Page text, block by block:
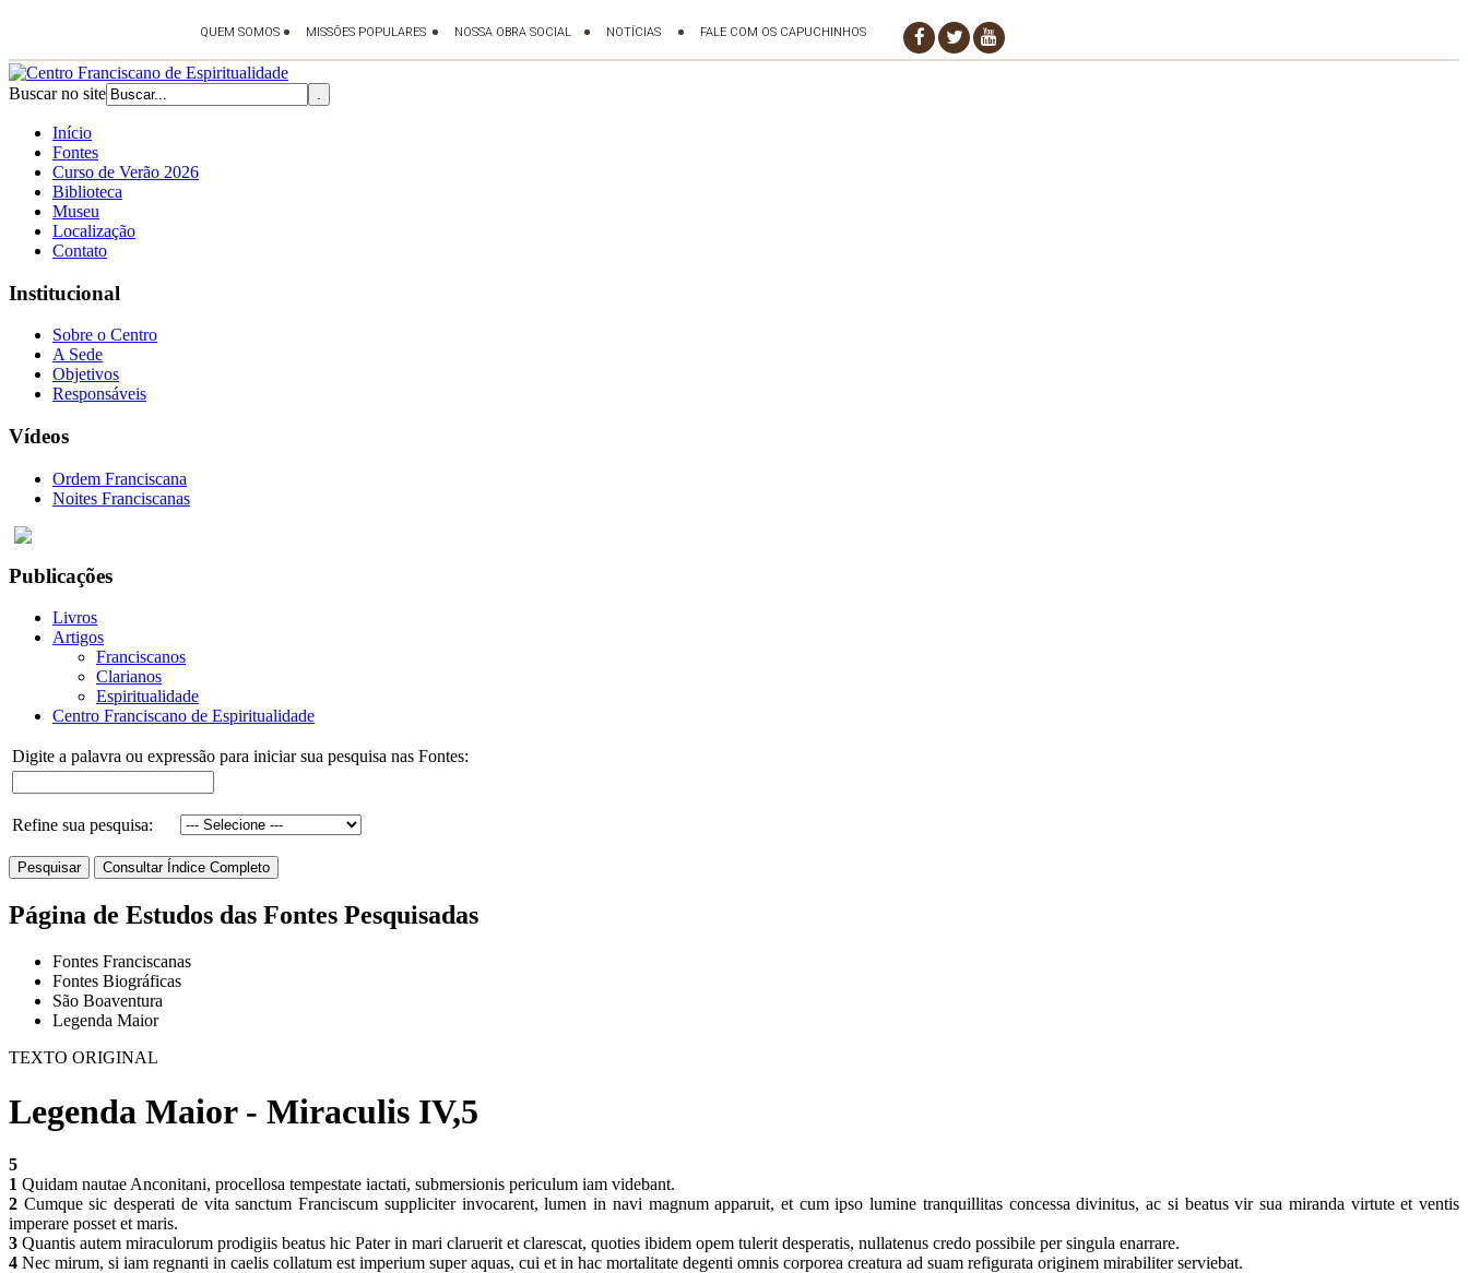
Buscar no site
Início
Fontes
Curso de Verão 2026
Biblioteca
Museu
Localização
Contato
Institucional
Sobre o Centro
A Sede
Objetivos
Responsáveis
Vídeos
Ordem Franciscana
Noites Franciscanas
Publicações
Livros
Artigos
Franciscanos
Clarianos
Espiritualidade
Centro Franciscano de Espiritualidade
Digite a palavra ou expressão para iniciar sua pesquisa nas Fontes:
Refine sua pesquisa:
Página de Estudos das Fontes Pesquisadas
Fontes Franciscanas
Fontes Biográficas
São Boaventura
Legenda Maior
TEXTO ORIGINAL
Legenda Maior - Miraculis IV,5
5
1 Quidam nautae Anconitani, procellosa tempestate iactati, submersionis periculum iam videbant.
2 Cumque sic desperati de vita sanctum Franciscum suppliciter invocarent, lumen in navi magnum apparuit, et cum ipso lumine tranquillitas concessa divinitus, ac si beatus vir sua miranda virtute et ventis
imperare posset et maris.
3 Quantis autem miraculorum prodigiis beatus hic Pater in mari claruerit et clarescat, quoties ibidem opem tulerit desperatis, nullatenus credo possibile per singula enarrare.
4 Nec mirum, si iam regnanti in caelis collatum est imperium super aquas, cui et in hac mortalitate degenti omnis corporea creatura ad suam refigurata originem mirabiliter serviebat.